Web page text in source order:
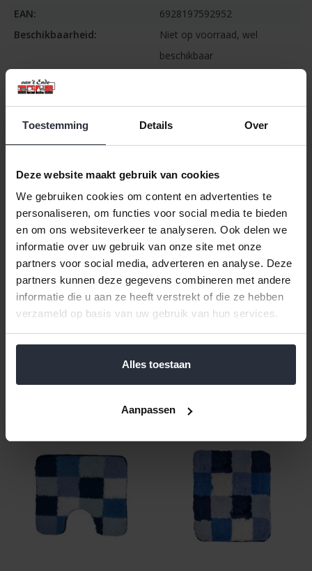
Toestemming Details Over
Deze website maakt gebruik van cookies
We gebruiken cookies om content en advertenties te
personaliseren, om functies voor social media te bieden
en om ons websiteverkeer te analyseren. Ook delen we
informatie over uw gebruik van onze site met onze
partners voor social media, adverteren en analyse. Deze
partners kunnen deze gegevens combineren met andere
informatie die u aan ze heeft verstrekt of die ze hebben
verzameld op basis van uw gebruik van hun services.
Alles toestaan
Aanpassen
EAN:
6928197592952
Beschikbaarheid:
Niet op voorraad, wel
beschikbaar
Levertijd:
Informatie
Badmat blauw geblokt 60x90cm
aan de onderzijde.
Wasmachinebestendig: op 40°C
Materiaal: Acryl met antislip onderzijde
Poolhoogte: 25 mm
Afmetingen: 60x90 cm
Reviews